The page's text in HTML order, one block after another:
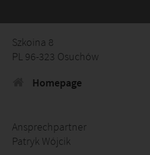
Szkoina 8
PL 96-323 Osuchów
Homepage
Ansprechpartner
Patryk Wójcik